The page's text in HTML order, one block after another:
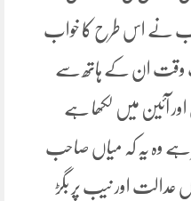
نے اس طرح کا خواب
اب وقت ان کے ہاتھ سے
اور آئین میں لکھا ہے
ہے وہ یہ کہ میاں صاحب
عدالت اور نیب پر بگڑ